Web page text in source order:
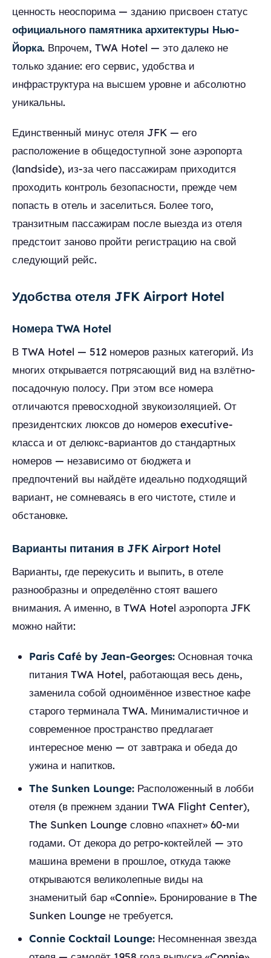
ценность неоспорима — зданию присвоен статус
официального памятника архитектуры Нью-
Йорка. Впрочем, TWA Hotel — это далеко не
только здание: его сервис, удобства и
инфраструктура на высшем уровне и абсолютно
уникальны.
Единственный минус отеля JFK — его
расположение в общедоступной зоне аэропорта
(landside), из-за чего пассажирам приходится
проходить контроль безопасности, прежде чем
попасть в отель и заселиться. Более того,
транзитным пассажирам после выезда из отеля
предстоит заново пройти регистрацию на свой
следующий рейс.
Удобства отеля JFK Airport Hotel
Номера TWA Hotel
В TWA Hotel — 512 номеров разных категорий. Из
многих открывается потрясающий вид на взлётно-
посадочную полосу. При этом все номера
отличаются превосходной звукоизоляцией. От
президентских люксов до номеров executive-
класса и от делюкс-вариантов до стандартных
номеров — независимо от бюджета и
предпочтений вы найдёте идеально подходящий
вариант, не сомневаясь в его чистоте, стиле и
обстановке.
Варианты питания в JFK Airport Hotel
Варианты, где перекусить и выпить, в отеле
разнообразны и определённо стоят вашего
внимания. А именно, в TWA Hotel аэропорта JFK
можно найти:
Paris Café by Jean-Georges: Основная точка
питания TWA Hotel, работающая весь день,
заменила собой одноимённое известное кафе
старого терминала TWA. Минималистичное и
современное пространство предлагает
интересное меню — от завтрака и обеда до
ужина и напитков.
The Sunken Lounge: Расположенный в лобби
отеля (в прежнем здании TWA Flight Center),
The Sunken Lounge словно «пахнет» 60-ми
годами. От декора до ретро-коктейлей — это
машина времени в прошлое, откуда также
открываются великолепные виды на
знаменитый бар «Connie». Бронирование в The
Sunken Lounge не требуется.
Connie Cocktail Lounge: Несомненная звезда